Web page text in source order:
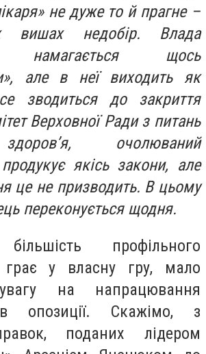
не дуже то й прагне –
вишах недобір. Влада
намагається щось
але в неї виходить як
зводиться до закриття
Верховної Ради з питань
очолюваний
якісь закони, але
це не призводить. В цьому
переконується щодня.
профільного
грає у власну гру, мало
увагу на напрацювання
опозиції. Скажімо, з
поданих лідером